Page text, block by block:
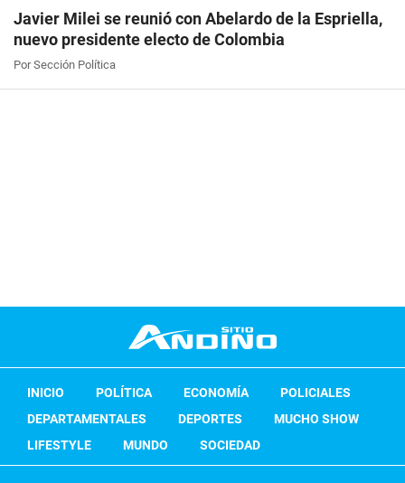
Javier Milei se reunió con Abelardo de la Espriella,
nuevo presidente electo de Colombia
Por Sección Política
INICIO POLÍTICA ECONOMÍA
POLICIALES
DEPARTAMENTALES
DEPORTES
MUCHO SHOW
LIFESTYLE
MUNDO SOCIEDAD